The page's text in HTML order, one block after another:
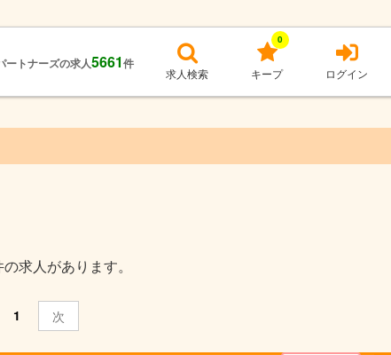
ートナーズの求人5661件
求人検索 キープ
0
ログイン
求人があります。
1 次